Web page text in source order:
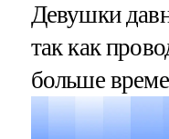
Девушки
так как
больше